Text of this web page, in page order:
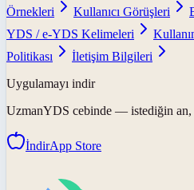
Örnekleri
Kullanıcı Görüşleri
YDS / e-YDS Kelimeleri
Politikası
İletişim Bilgileri
Uygulamayı indir
UzmanYDS cebinde — istediğin an,
İndirApp Store